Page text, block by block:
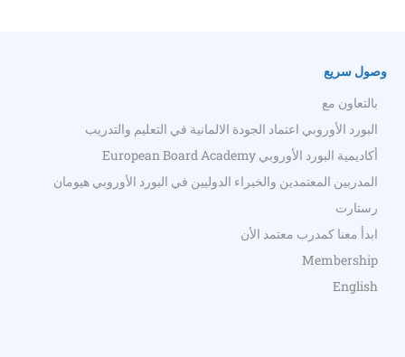
وصول سريع
بالتعاون مع
البورد الأوروبي اعتماد الجودة الالمانية في التعليم والتدريب
أكاديمية البورد الأوروبي European Board Academy
المدربين المعتمدين والخبراء الدوليين في البورد الأوروبي هيومان
رستارت
ابدأ معنا كمدرب معتمد الأن
Membership
English